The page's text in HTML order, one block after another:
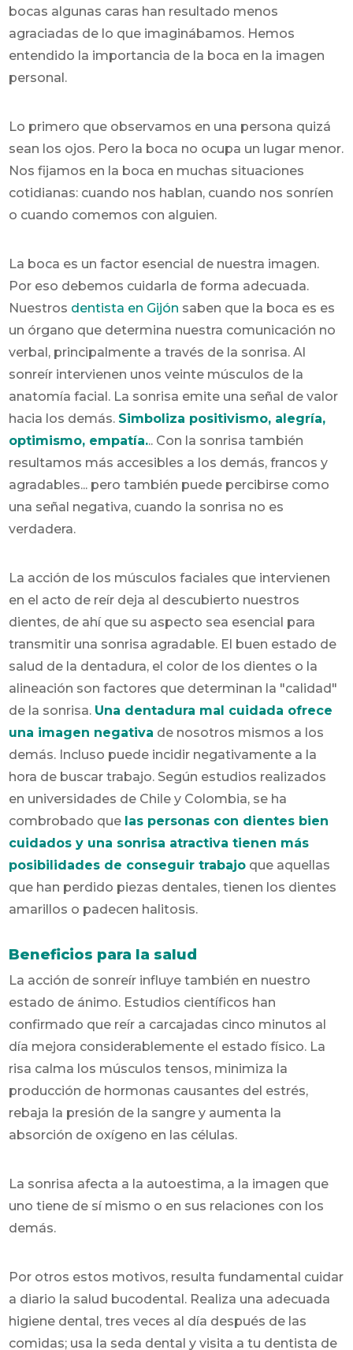
bocas algunas caras han resultado menos
agraciadas de lo que imaginábamos. Hemos
entendido la importancia de la boca en la imagen
personal.
Lo primero que observamos en una persona quizá
sean los ojos. Pero la boca no ocupa un lugar menor.
Nos fijamos en la boca en muchas situaciones
cotidianas: cuando nos hablan, cuando nos sonríen
o cuando comemos con alguien.
La boca es un factor esencial de nuestra imagen.
Por eso debemos cuidarla de forma adecuada.
Nuestros dentista en Gijón saben que la boca es es
un órgano que determina nuestra comunicación no
verbal, principalmente a través de la sonrisa. Al
sonreír intervienen unos veinte músculos de la
anatomía facial. La sonrisa emite una señal de valor
hacia los demás. Simboliza positivismo, alegría,
optimismo, empatía... Con la sonrisa también
resultamos más accesibles a los demás, francos y
agradables... pero también puede percibirse como
una señal negativa, cuando la sonrisa no es
verdadera.
La acción de los músculos faciales que intervienen
en el acto de reír deja al descubierto nuestros
dientes, de ahí que su aspecto sea esencial para
transmitir una sonrisa agradable. El buen estado de
salud de la dentadura, el color de los dientes o la
alineación son factores que determinan la "calidad"
de la sonrisa. Una dentadura mal cuidada ofrece
una imagen negativa de nosotros mismos a los
demás. Incluso puede incidir negativamente a la
hora de buscar trabajo. Según estudios realizados
en universidades de Chile y Colombia, se ha
combrobado que las personas con dientes bien
cuidados y una sonrisa atractiva tienen más
posibilidades de conseguir trabajo que aquellas
que han perdido piezas dentales, tienen los dientes
amarillos o padecen halitosis.
Beneficios para la salud
La acción de sonreír influye también en nuestro
estado de ánimo. Estudios científicos han
confirmado que reír a carcajadas cinco minutos al
día mejora considerablemente el estado físico. La
risa calma los músculos tensos, minimiza la
producción de hormonas causantes del estrés,
rebaja la presión de la sangre y aumenta la
absorción de oxígeno en las células.
La sonrisa afecta a la autoestima, a la imagen que
uno tiene de sí mismo o en sus relaciones con los
demás.
Por otros estos motivos, resulta fundamental cuidar
a diario la salud bucodental. Realiza una adecuada
higiene dental, tres veces al día después de las
comidas; usa la seda dental y visita a tu dentista de